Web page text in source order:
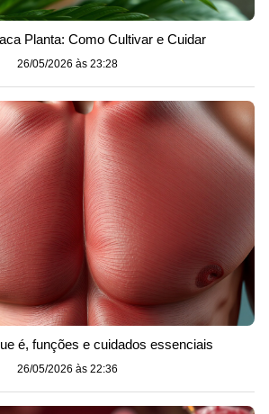
Planta: Como Cultivar e Cuidar
26/05/2026 às 23:28
é, funções e cuidados essenciais
26/05/2026 às 22:36